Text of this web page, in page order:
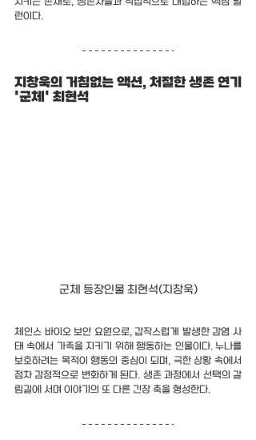
런이다.
지창욱의 거침없는 액션, 처절한 생존 연기
'군체' 최현석
군체 등장인물 최현석(지창욱)
체인스 바이오 보안 요원으로, 갑작스럽게 발생한 감염 사
태 속에서 가족을 지키기 위해 행동하는 인물이다. 누나를
보호하려는 목적이 행동의 중심이 되며, 극한 상황 속에서
점차 감정적으로 변화하게 된다. 생존 과정에서 선택의 갈
림길에 서며 이야기의 또 다른 긴장 축을 형성한다.